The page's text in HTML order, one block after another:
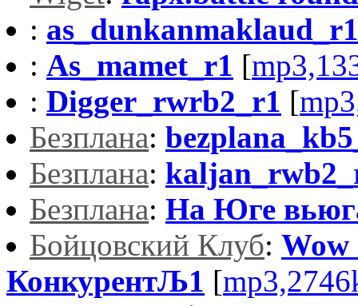
: as_dunkanmaklaud_r1
: As_mamet_r1 [
: Digger_rwrb2_r1 [
Безплана:
Безплана:
Безплана: На Юге
Бойцовский Клуб:
КонкурентЉ1 [